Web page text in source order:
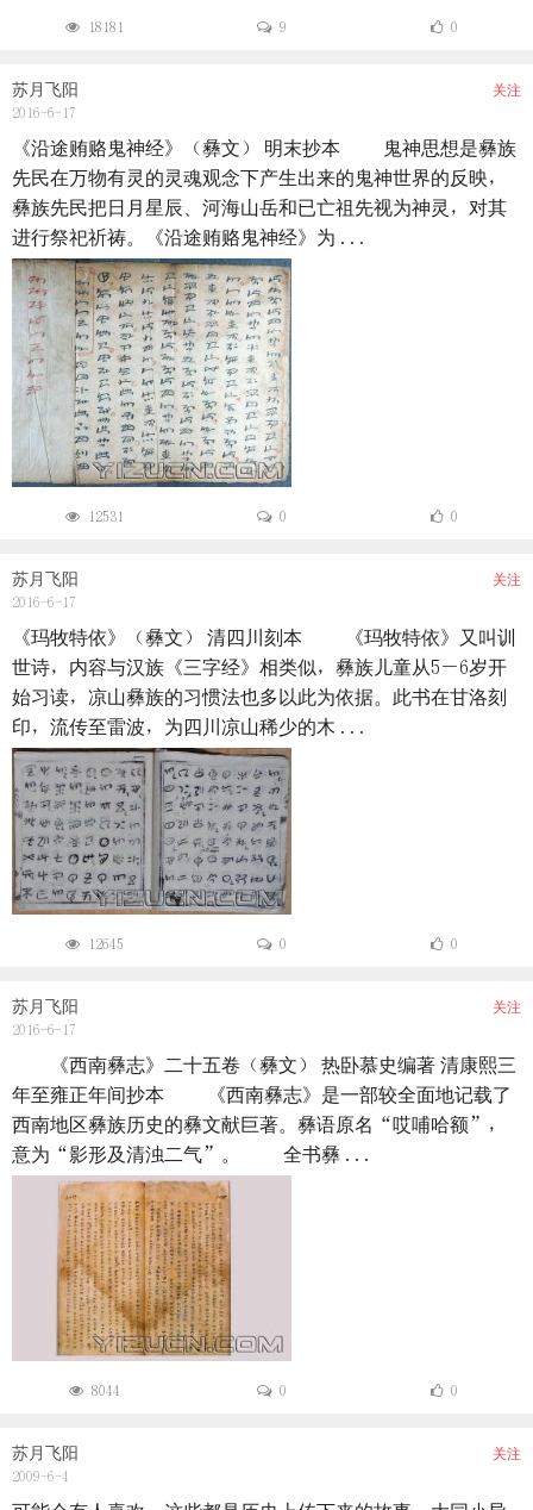
18181 9 0
苏月飞阳
2016-6-17
关注
《沿途贿赂鬼神经》（彝文） 明末抄本 鬼神思想是彝族
先民在万物有灵的灵魂观念下产生出来的鬼神世界的反映，
彝族先民把日月星辰、河海山岳和已亡祖先视为神灵，对其
进行祭祀祈祷。《沿途贿赂鬼神经》为 ...
12531 0 0
苏月飞阳
2016-6-17
关注
《玛牧特依》（彝文） 清四川刻本 《玛牧特依》又叫训
世诗，内容与汉族《三字经》相类似，彝族儿童从5－6岁开
始习读，凉山彝族的习惯法也多以此为依据。此书在甘洛刻
印，流传至雷波，为四川凉山稀少的木 ...
12645 0 0
苏月飞阳
2016-6-17
关注
《西南彝志》二十五卷（彝文） 热卧慕史编著 清康熙三
年至雍正年间抄本 《西南彝志》是一部较全面地记载了
西南地区彝族历史的彝文献巨著。彝语原名“哎哺哈额”，
意为“影形及清浊二气”。 全书彝 ...
8044 0 0
苏月飞阳
2009-6-4
关注